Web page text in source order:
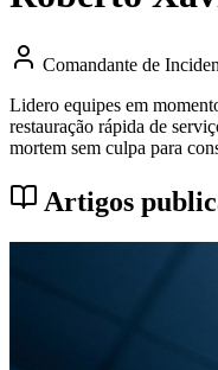
Comandante de
Lidero equipes em
restauração rápida de
mortem sem culpa para
Artigos